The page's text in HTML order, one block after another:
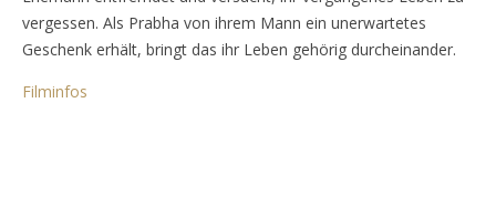
vergessen. Als Prabha von ihrem Mann ein unerwartetes
Geschenk erhält, bringt das ihr Leben gehörig durcheinander.
Filminfos